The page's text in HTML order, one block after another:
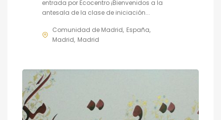
entrada por Ecocentro ¡Bienvenidos a la
antesala de la clase de iniciación...
Comunidad de Madrid España
Madrid Madrid